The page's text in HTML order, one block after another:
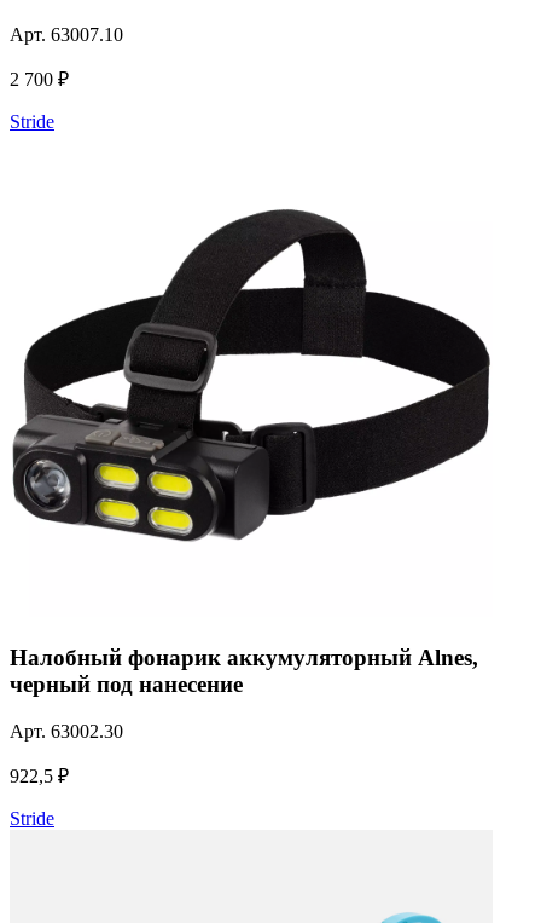
Арт. 63007.10
2 700 ₽
Stride
Налобный фонарик аккумуляторный Alnes,
черный под нанесение
Арт. 63002.30
922,5 ₽
Stride